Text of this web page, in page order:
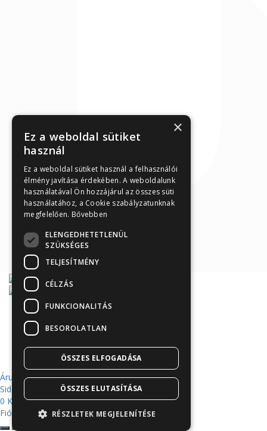
Áruház
Sidebar
0 Kosár
Fiókom
×
Ez a weboldal sütiket
használ
Ez a weboldal sütiket használ a felhasználói
élmény javítása érdekében. A weboldalunk
használatával Ön hozzájárul az összes süti
használatához, a Cookie szabályzatunknak
megfelelően. Bővebben
ELENGEDHETETLENÜL
SZÜKSÉGES
TELJESÍTMÉNY
CÉLZÁS
FUNKCIONALITÁS
BESOROLATLAN
ÖSSZES ELFOGADÁSA
ÖSSZES ELUTASÍTÁSA
RÉSZLETEK MEGJELENÍTÉSE